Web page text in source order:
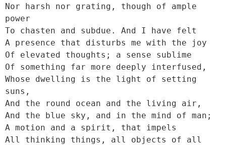
Nor harsh nor grating, though of ample
power
To chasten and subdue. And I have felt
A presence that disturbs me with the joy
Of elevated thoughts; a sense sublime
Of something far more deeply interfused,
Whose dwelling is the light of setting
suns,
And the round ocean and the living air,
And the blue sky, and in the mind of man;
A motion and a spirit, that impels
All thinking things, all objects of all